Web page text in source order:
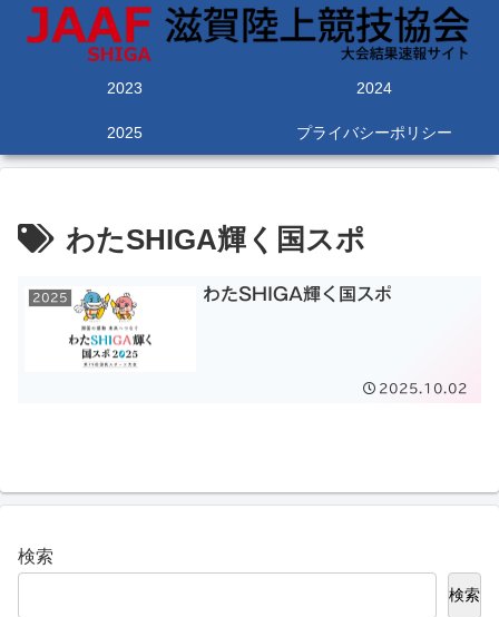
2023 2024
2025 プライバシーポリシー
わたSHIGA輝く国スポ
2025 わたSHIGA輝く国スポ
2025.10.02
検索
検索